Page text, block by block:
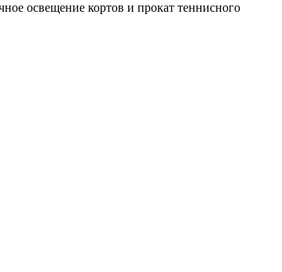
освещение кортов и прокат теннисного